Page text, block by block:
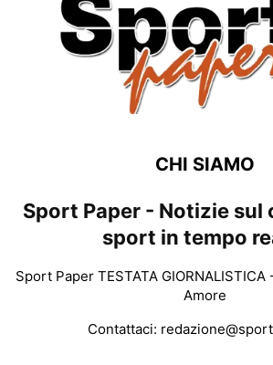
CHI SIAMO
Sport Paper - Notizie sul
sport in tempo
Sport Paper TESTATA
Amore
Contattaci: